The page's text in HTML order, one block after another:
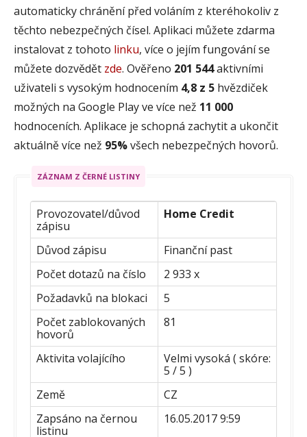
automaticky chránění před voláním z kteréhokoliv z
těchto nebezpečných čísel. Aplikaci můžete zdarma
instalovat z tohoto linku, více o jejím fungování se
můžete dozvědět zde. Ověřeno 201 544aktivními
uživateli s vysokým hodnocením 4,8 z 5 hvězdiček
možných na Google Play ve více než 11 000
hodnoceních. Aplikace je schopná zachytit a ukončit
aktuálně více než 95%všech nebezpečných hovorů.
ZÁZNAM Z ČERNÉ LISTINY
Provozovatel/důvod
zápisu
Home Credit
Důvod zápisu
Finanční past
Počet dotazů na číslo
2 933 x
Požadavků na blokaci
5
Počet zablokovaných
hovorů
81
Aktivita volajícího
Velmi vysoká ( skóre:
5 / 5 )
Země
CZ
Zapsáno na černou
listinu
16.05.2017 9:59